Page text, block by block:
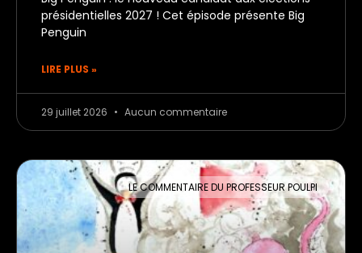
présidentielles 2027 ! Cet épisode présente Big
Penguin
LIRE PLUS »
29 juillet 2026 Aucun commentaire
LE COMMENTAIRE DU PROFESSEUR POULPI